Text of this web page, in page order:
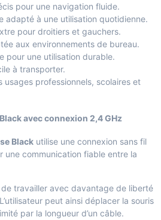
pour une navigation fluide.
adapté à une utilisation quotidienne.
pour droitiers et gauchers.
aux environnements de bureau.
pour une utilisation durable.
à transporter.
usages professionnels, scolaires et
avec connexion 2,4 GHz
Black utilise une connexion sans fil
une communication fiable entre la
travailler avec davantage de liberté
peut ainsi déplacer la souris
par la longueur d’un câble.